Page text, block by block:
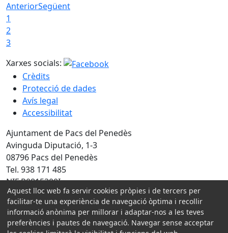
AnteriorSegüent
1
2
3
Xarxes socials:
Crèdits
Protecció de dades
Avís legal
Accessibilitat
Ajuntament de Pacs del Penedès
Avinguda Diputació, 1-3
08796 Pacs del Penedès
Tel. 938 171 485
NIF P0815300I
Amb la col·laboració de:
Aquest lloc web fa servir cookies pròpies i de tercers per
facilitar-te una experiència de navegació òptima i recollir
informació anònima per millorar i adaptar-nos a les teves
preferències i pautes de navegació. Navegar sense acceptar